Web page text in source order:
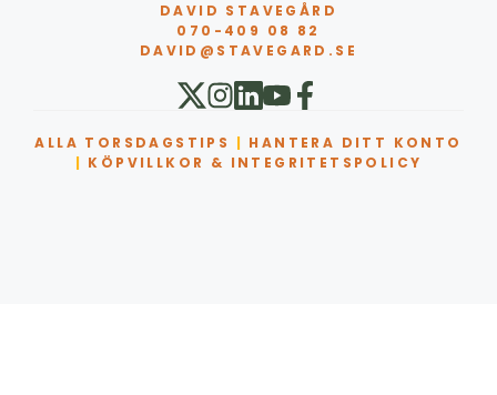
DAVID STAVEGÅRD
070-409 08 82
DAVID@STAVEGARD.SE
ALLA TORSDAGSTIPS | HANTERA DITT KONTO
| KÖPVILLKOR & INTEGRITETSPOLICY